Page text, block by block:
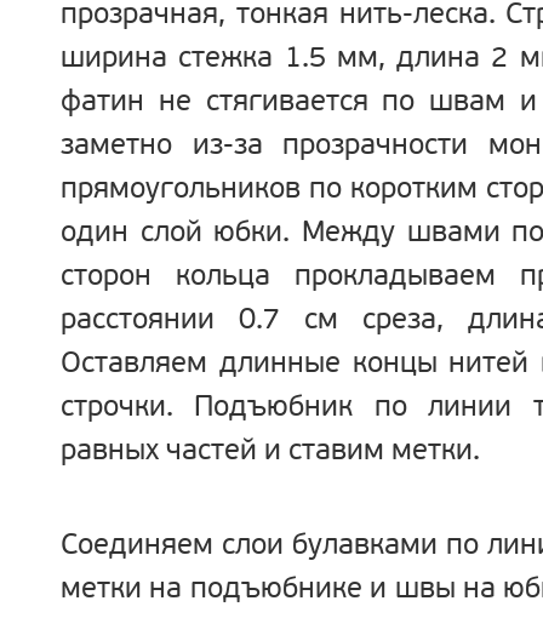
прозрачная, тонкая нить-леска.
ширина стежка 1.5 мм, длина 2
фатин не стягивается по швам и
заметно из-за прозрачности
прямоугольников по коротким
один слой юбки. Между швами
сторон кольца прокладываем
расстоянии 0.7 см среза,
Оставляем длинные концы нитей
строчки. Подъюбник по линии
равных частей и ставим метки.
Соединяем слои булавками по
метки на подъюбнике и швы на